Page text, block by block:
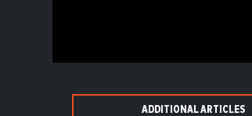
ADDITIONAL ARTICLES